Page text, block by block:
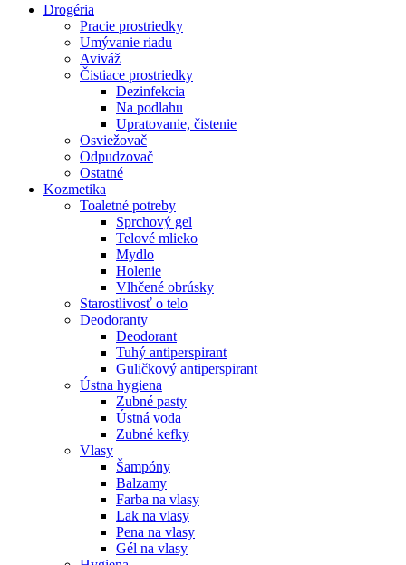
Drogéria
Pracie prostriedky
Umývanie riadu
Aviváž
Čistiace prostriedky
Dezinfekcia
Na podlahu
Upratovanie, čistenie
Osviežovač
Odpudzovač
Ostatné
Kozmetika
Toaletné potreby
Sprchový gel
Telové mlieko
Mydlo
Holenie
Vlhčené obrúsky
Starostlivosť o telo
Deodoranty
Deodorant
Tuhý antiperspirant
Guličkový antiperspirant
Ústna hygiena
Zubné pasty
Ústná voda
Zubné kefky
Vlasy
Šampóny
Balzamy
Farba na vlasy
Lak na vlasy
Pena na vlasy
Gél na vlasy